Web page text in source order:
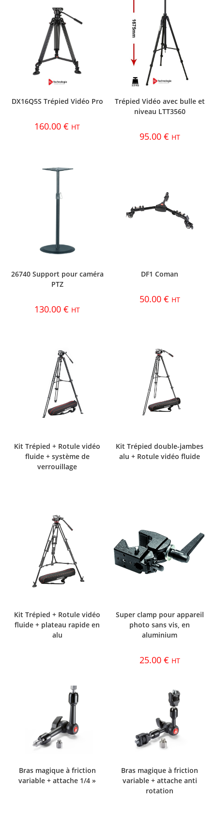
DX16Q5S Trépied Vidéo Pro
160.00€ HT
Trépied Vidéo avec bulle et
niveau LTT3560
95.00 € HT
26740 Support pour caméra
PTZ
130.00€ HT
DF1 Coman
50.00 € HT
Kit Trépied + Rotule vidéo
fluide + système de
verrouillage
Kit Trépied double-jambes
alu + Rotule vidéo fluide
Kit Trépied + Rotule vidéo
fluide + plateau rapide en
alu
Super clamp pour appareil
photo sans vis, en
aluminium
25.00 € HT
Bras magique à friction
variable + attache 1/4 »
Bras magique à friction
variable + attache anti
rotation